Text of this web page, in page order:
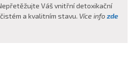
Váš vnitřní detoxikační
a kvalitním stavu. Více info zde